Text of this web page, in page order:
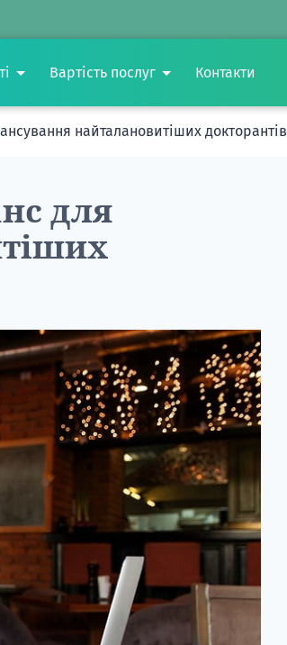
Вартість послуг Контакти
найталановитіших докторантів
для